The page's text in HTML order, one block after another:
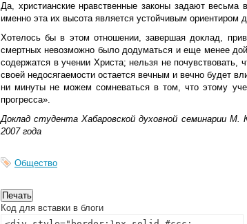
Да, христианские нравственные законы задают
именно эта их высота является устойчивым ориентиром
Хотелось бы в этом отношении, завершая доклад,
смертных невозможно было додуматься и еще менее
содержатся в учении Христа; нельзя не
своей недосягаемости остается вечным и вечно будет
ни минуты не можем сомневаться в том, что этому
прогресса».
Доклад студента Хабаровской духовной семинарии
2007 года
Общество
Код для вставки в блоги